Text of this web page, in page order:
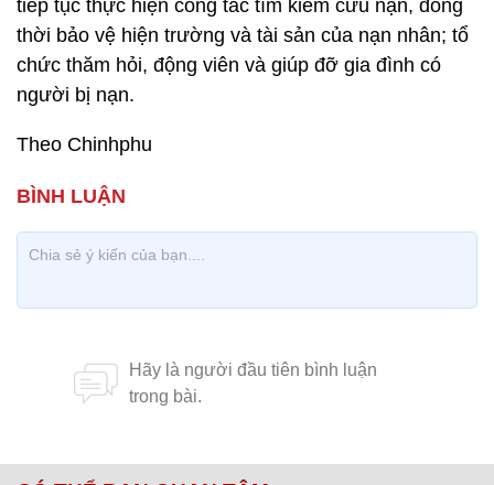
tiếp tục thực hiện công tác tìm kiếm cứu nạn, đồng
thời bảo vệ hiện trường và tài sản của nạn nhân; tổ
chức thăm hỏi, động viên và giúp đỡ gia đình có
người bị nạn.
Theo Chinhphu